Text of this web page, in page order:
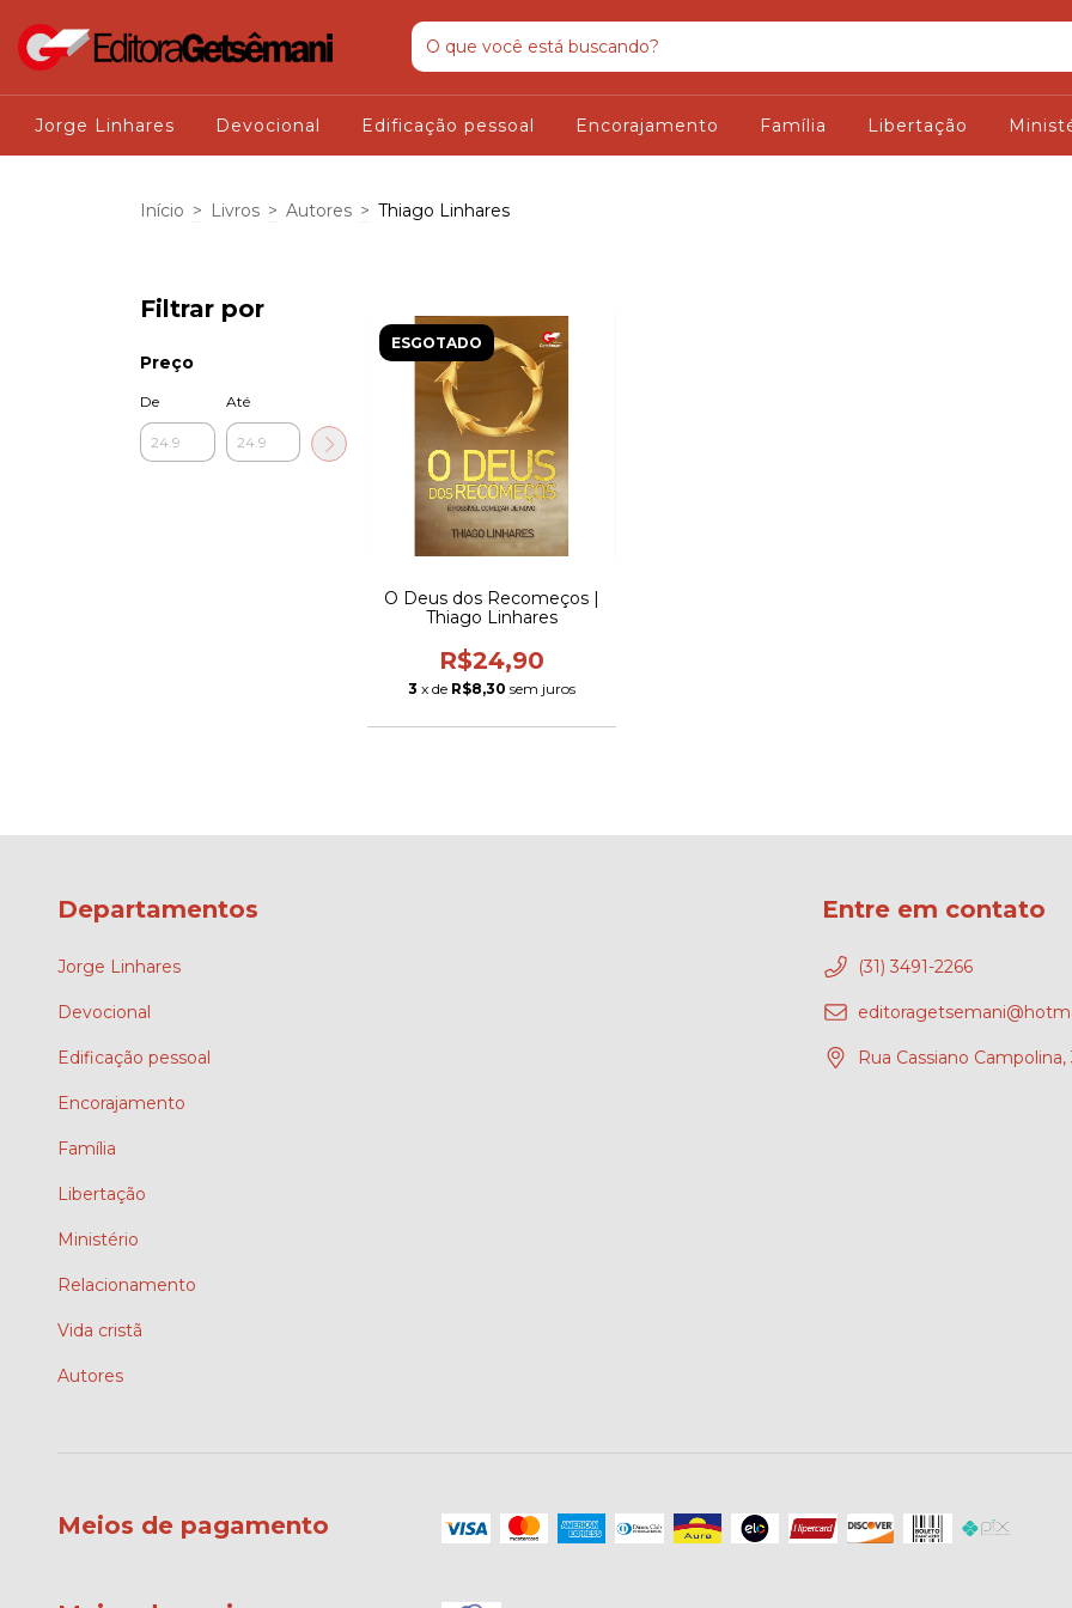
Jorge Linhares Devocional Edificação pessoal Encorajamento Família Libertação
Início > Livros > Autores > Thiago Linhares
Filtrar por
Preço
De Até
ESGOTADO
O Deus dos Recomeços |
Thiago Linhares
R$24,90
3 x de R$8,30 sem juros
Departamentos
Jorge Linhares
Devocional
Edificação pessoal
Encorajamento
Família
Libertação
Ministério
Relacionamento
Vida cristã
Autores
Entre em contato
(31) 3491-2266
Rua Cassiano
Meios de pagamento